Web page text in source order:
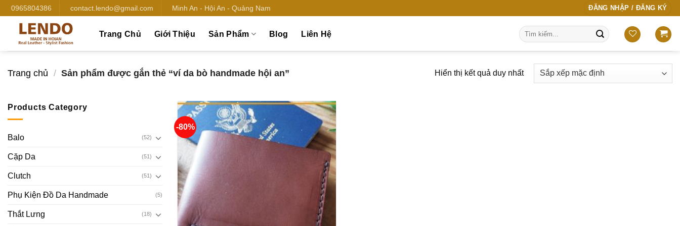
qua
0965804386 contact.lendo@gmail.com Minh An - Hội An - Quảng Nam ĐĂNG NHẬP / ĐĂNG KÝ
Trang Chủ Giới Thiệu Sản Phẩm Blog Liên Hệ
Tìm
kiếm:
Trang chủ / Sản phẩm được gắn thẻ “ví da bò handmade hội an” Hiển thị kết quả duy nhất
Products Category
Balo (52)
Cặp Da (51)
Clutch (51)
Phụ Kiện Đồ Da Handmade (5)
Thắt Lưng (18)
-80%
Add to
wishlist